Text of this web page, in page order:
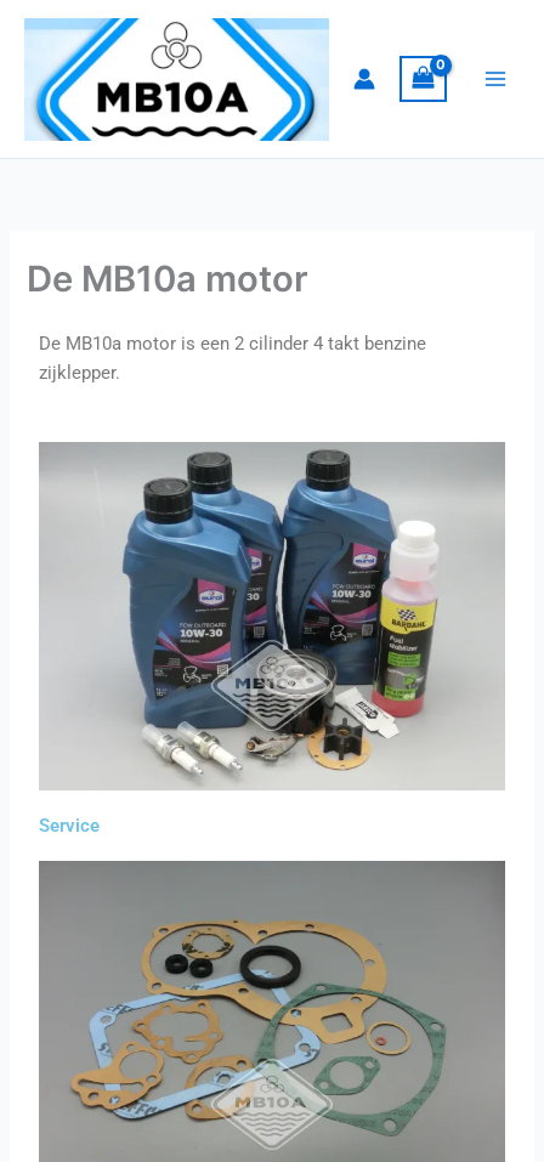
inhoud
De MB10a motor
De MB10a motor is een 2 cilinder 4 takt benzine
zijklepper.
Service